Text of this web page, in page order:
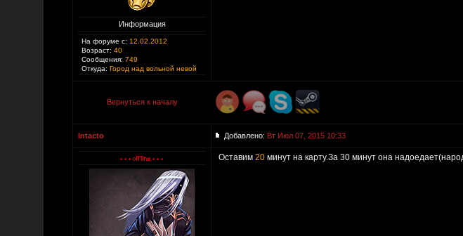
Информация
На форуме с: 12.02.2012
Возраст: 40
Сообщения: 749
Откуда: Город над вольной невой
Вернуться к началу
Intacto Добавлено: Вт Июл 07, 2015 10:33
Оставим 20 минут на карту.За 30 минут она